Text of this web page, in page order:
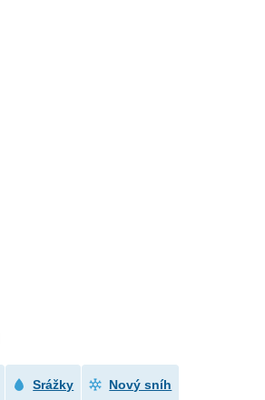
Srážky Nový sníh